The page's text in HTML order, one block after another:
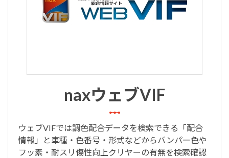
naxウェブVIF
ウェブVIFでは調色配合データを検索できる「配合
情報」と車種・色番号・形式などからバンパー色や
フッ素・耐スリ傷性向上クリヤーの有無を検索確認